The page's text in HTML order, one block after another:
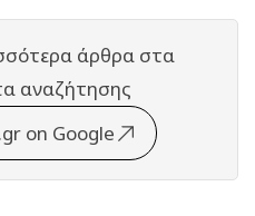
άρθρα στα
αναζήτησης
on Google